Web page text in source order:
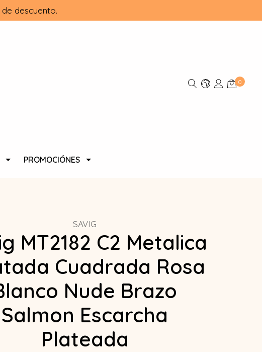
descuento.
0
PROMOCIÓNES
SAVIG
MT2182 C2 Metalica
Cuadrada Rosa
Nude Brazo
Salmon Escarcha
Plateada